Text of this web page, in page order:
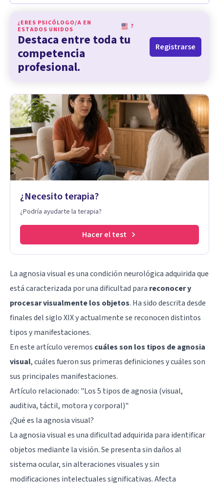
¿ERES PSICÓLOGO/A EN
ESTADOS UNIDOS
?
Destaca entre toda tu
competencia
profesional.
Registrarse
¿Necesito terapia?
¿Podría ayudarte la terapia?
Hacer el test
La agnosia visual es una condición neurológica adquirida que
está caracterizada por una dificultad para reconocer y
procesar visualmente los objetos. Ha sido descrita desde
finales del siglo XIX y actualmente se reconocen distintos
tipos y manifestaciones.
En este artículo veremos cuáles son los tipos de agnosia
visual, cuáles fueron sus primeras definiciones y cuáles son
sus principales manifestaciones.
Artículo relacionado: "Los 5 tipos de agnosia (visual,
auditiva, táctil, motora y corporal)"
¿Qué es la agnosia visual?
La agnosia visual es una dificultad adquirida para identificar
objetos mediante la visión. Se presenta sin daños al
sistema ocular, sin alteraciones visuales y sin
modificaciones intelectuales significativas. Afecta